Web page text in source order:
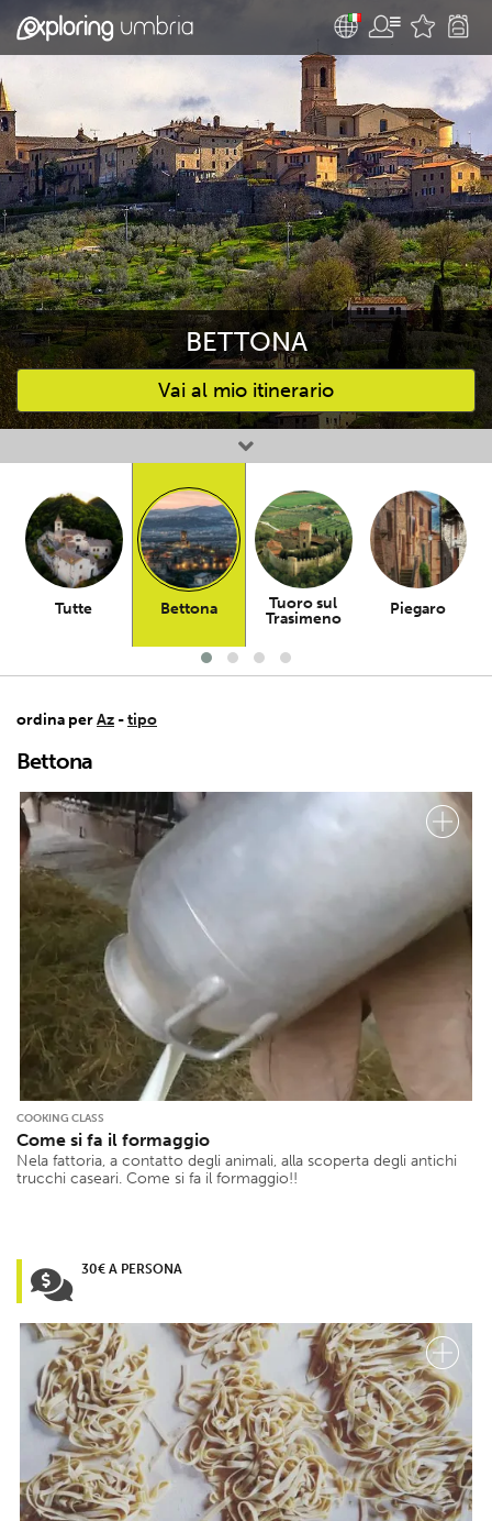
BETTONA
Vai al mio itinerario
Attività preferite
Tutte Bettona
Tuoro sul
Trasimeno
Piegaro
ordina perAz -tipo
Bettona
COOKING CLASS
Come si fa il formaggio
Nela fattoria, a contatto degli animali, alla scoperta degli antichi
trucchi caseari. Come si fa il formaggio!!
30€ A PERSONA